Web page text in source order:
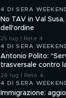
4 DI SERA
No TAV in Val
dell'ordine
25 lug | Rete 4
4 DI SERA
Antonio Polito:
trasversale contro
26 lug | Rete 4
4 DI SERA
Immigrazione: